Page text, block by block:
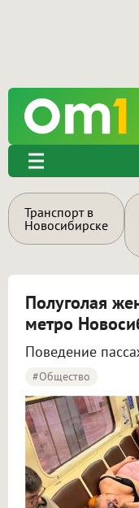
Транспорт в
Новосибирске
Полуголая
метро
Поведение
#Общество